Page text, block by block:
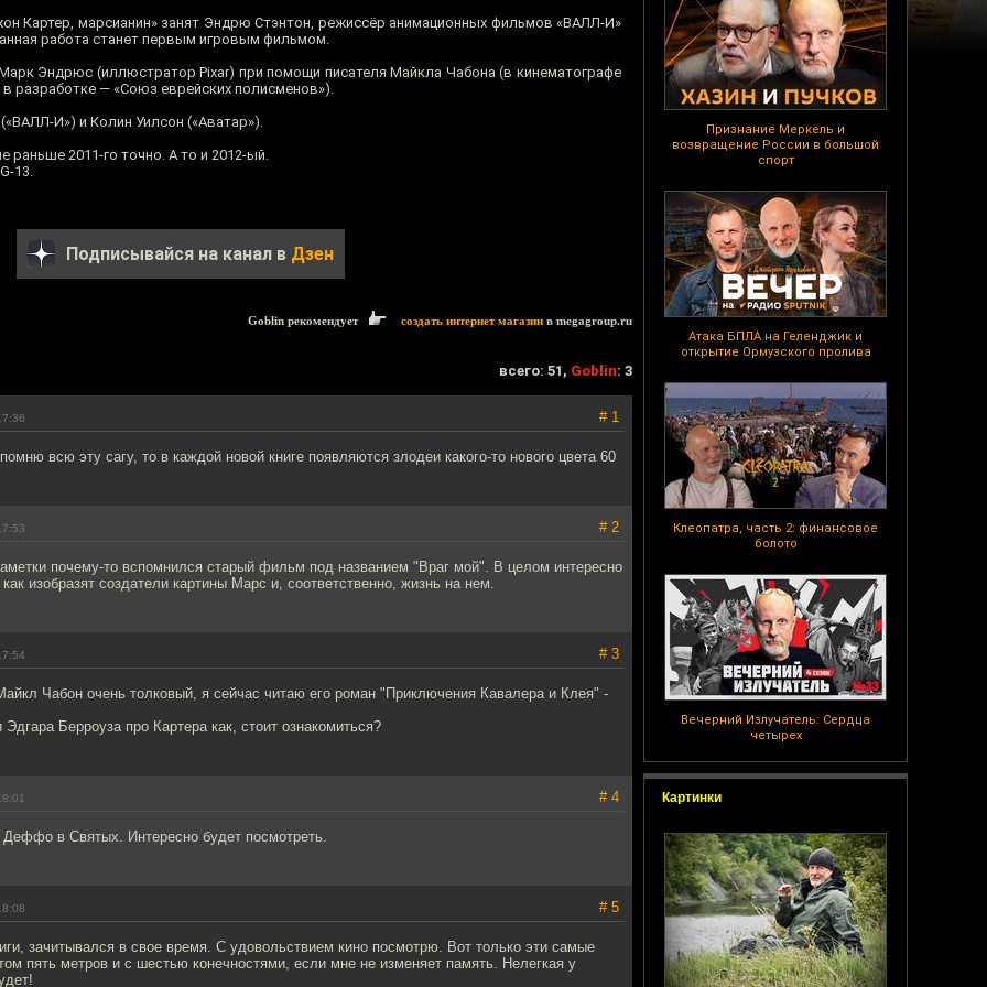
Признание Меркель и
возвращение России в большой
спорт
Атака БПЛА на Геленджик и
открытие Ормузского пролива
Клеопатра, часть 2: финансовое
болото
Вечерний Излучатель: Сердца
четырех
Картинки
Картер, марсианин» занят Эндрю Стэнтон, режиссёр анимационных фильмов «ВАЛЛ-И»
работа станет первым игровым фильмом.
Эндрюс (иллюстратор Pixar) при помощи писателя Майкла Чабона (в кинематографе
разработке — «Союз еврейских полисменов»).
И») и Колин Уилсон («Аватар»).
раньше 2011-го точно. А то и 2012-ый.
13.
Подписывайся на канал в Дзен
Goblin рекомендует создать интернет магазин в megagroup.ru
всего: 51, Goblin: 3
# 1
всю эту сагу, то в каждой новой книге появляются злодеи какого-то нового цвета 60
# 2
почему-то вспомнился старый фильм под названием "Враг мой". В целом интересно
изобразят создатели картины Марс и, соответственно, жизнь на нем.
# 3
Чабон очень толковый, я сейчас читаю его роман "Приключения Кавалера и Клея" -
Берроуза про Картера как, стоит ознакомиться?
# 4
в Святых. Интересно будет посмотреть.
# 5
зачитывался в свое время. С удовольствием кино посмотрю. Вот только эти самые
пять метров и с шестью конечностями, если мне не изменяет память. Нелегкая у